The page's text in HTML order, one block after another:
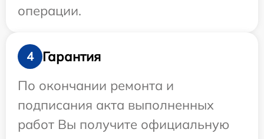
операции.
4
Гарантия
По окончании ремонта и
подписания акта выполненных
работ Вы получите официальную